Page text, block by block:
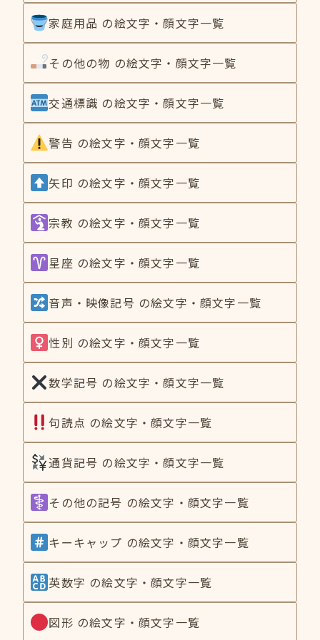
家庭用品 の絵文字・顔文字一覧
その他の物 の絵文字・顔文字一覧
交通標識 の絵文字・顔文字一覧
警告 の絵文字・顔文字一覧
矢印 の絵文字・顔文字一覧
宗教 の絵文字・顔文字一覧
星座 の絵文字・顔文字一覧
音声・映像記号 の絵文字・顔文字一覧
性別 の絵文字・顔文字一覧
数学記号 の絵文字・顔文字一覧
句読点 の絵文字・顔文字一覧
通貨記号 の絵文字・顔文字一覧
その他の記号 の絵文字・顔文字一覧
キーキャップ の絵文字・顔文字一覧
英数字 の絵文字・顔文字一覧
図形 の絵文字・顔文字一覧